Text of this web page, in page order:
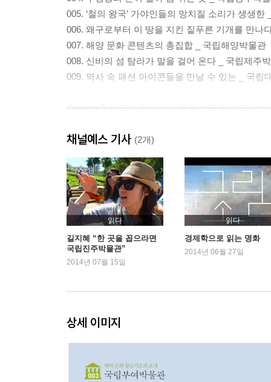
005. ‘철의 왕국’ 가야인들의 망치질 소리가 생생한
006. 왜구로부터 이 땅을 지킨 짙푸른 기개를 만나
007. 해양 문화 콘텐츠의 총집합 _ 국립해양박물관
008. 신비의 섬 탐라가 말을 걸어 온다 _ 국립제주
009. 역사 속 패션 아이콘들을 만날 수 있는 _ 국립
Chapter 2. 자연의 역사가 기록된 박물관, 자연사박
011. Welcome to the under the sea! _ 부산 해양자
012. “박물관이 살아 있다!” _ 경희대학교 자연사박
013. 자! 떠나자! 동해 바다로 _ 장생포 고래박물관
014. 한 시대를 풍미한 ‘검은 황금’의 자취를 찾아
015. 살아 있는 박물관의 표본 _ 목포 자연사박물관
016. 지상에 내려온 별빛과의 만남 _ 무주 곤충박물
017. 우리나라에서 가장 큰 공룡과 가장 오래된 미
018. 5000여 점의 공룡 발자국이 발견된 공룡 도시
021. 도심 속에서 펼쳐지는 조선 왕실 이야기 _ 국
022. 역사책이 말하지 않았던 서민의 삶에 주목하
023. 나라를 위해 희생한 호국영령이 잠든 곳 _ 전
024. 독립과 민주 운동의 산실 _ 서대문형무소역사
채널예스 기사 (2개)
읽다
길지혜 “한 곳을 꼽으라면
국립진주박물관”
2014년 07월 15일
읽다
경제학으로 읽는 명화
2014년 06월 27일
상세 이미지